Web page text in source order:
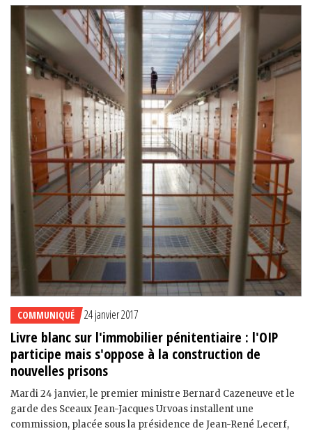
COMMUNIQUÉ 24 janvier 2017
Livre blanc sur l'immobilier pénitentiaire : l'OIP
participe mais s'oppose à la construction de
nouvelles prisons
Mardi 24 janvier, le premier ministre Bernard Cazeneuve et le
garde des Sceaux Jean-Jacques Urvoas installent une
commission, placée sous la présidence de Jean-René Lecerf,